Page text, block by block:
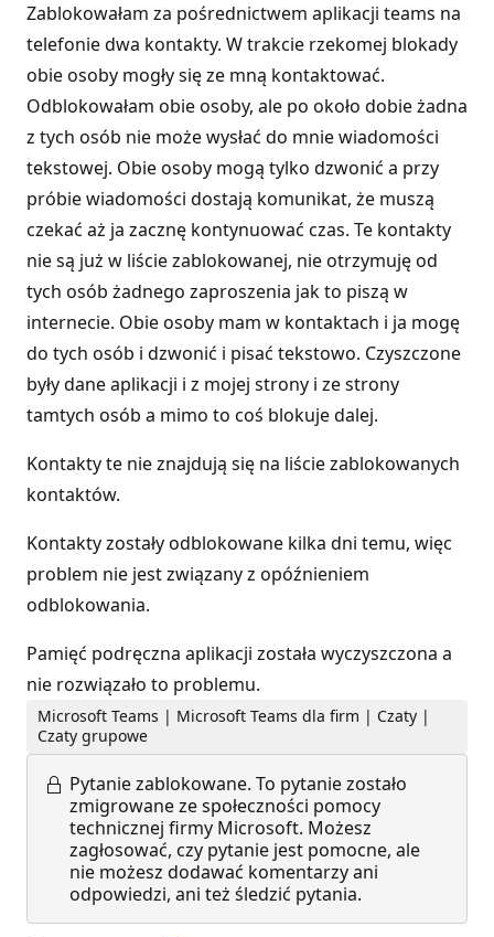
Zablokowałam za pośrednictwem aplikacji teams na
telefonie dwa kontakty. W trakcie rzekomej blokady
obie osoby mogły się ze mną kontaktować.
Odblokowałam obie osoby, ale po około dobie żadna
z tych osób nie może wysłać do mnie wiadomości
tekstowej. Obie osoby mogą tylko dzwonić a przy
próbie wiadomości dostają komunikat, że muszą
czekać aż ja zacznę kontynuować czas. Te kontakty
nie są już w liście zablokowanej, nie otrzymuję od
tych osób żadnego zaproszenia jak to piszą w
internecie. Obie osoby mam w kontaktach i ja mogę
do tych osób i dzwonić i pisać tekstowo. Czyszczone
były dane aplikacji i z mojej strony i ze strony
tamtych osób a mimo to coś blokuje dalej.
Kontakty te nie znajdują się na liście zablokowanych
kontaktów.
Kontakty zostały odblokowane kilka dni temu, więc
problem nie jest związany z opóźnieniem
odblokowania.
Pamięć podręczna aplikacji została wyczyszczona a
nie rozwiązało to problemu.
Microsoft Teams | Microsoft Teams dla firm | Czaty |
Czaty grupowe
Pytanie zablokowane. To pytanie zostało
zmigrowane ze społeczności pomocy
technicznej firmy Microsoft. Możesz
zagłosować, czy pytanie jest pomocne, ale
nie możesz dodawać komentarzy ani
odpowiedzi, ani też śledzić pytania.